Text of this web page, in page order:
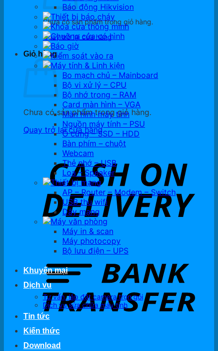
Chưa có sản phẩm trong giỏ hàng.
Quay trở lại cửa hàng
Giỏ hàng
Chưa có sản phẩm trong giỏ hàng.
Quay trở lại cửa hàng
Báo động Hikvision
Thiết bị báo cháy
Khóa cửa thông minh
Chuông cửa có hình
Báo giờ
Kiểm soát vào ra
Máy tính & Linh kiện
Bo mạch chủ – Mainboard
Bộ vi xử lý – CPU
Bộ nhớ trong – RAM
Card màn hình – VGA
Màn hình máy tính
Nguồn máy tính – PSU
Ổ cứng – SSD – HDD
Bàn phím – chuột
Webcam
Thẻ nhớ – USB
Loa – Speaker
Thiết bị mạng
AP – Router – Modem – Switch
USB thu wifi
Dây mạng
Máy văn phòng
Máy in & scan
Máy photocopy
Bộ lưu điện – UPS
Khuyến mại
Dịch vụ
Tư vấn, lắp đặt camera trọn gói
Dịch vụ sửa chữa máy tính
Tin tức
Kiến thức
Download